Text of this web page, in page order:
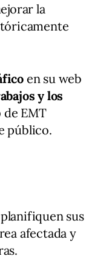
la
en su web
y los
de EMT
público.
sus
afectada y